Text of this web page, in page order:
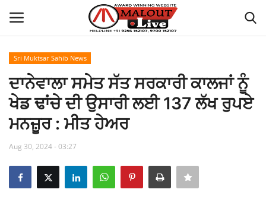
Home
About Us
How to Reach Malout
Sri Muktsar Sahib News
ਦਾਨੇਵਾਲਾ ਸਮੇਤ ਸੱਤ ਸਰਕਾਰੀ ਕਾਲਜਾਂ ਨੂੰ
ਖੇਡ ਢਾਂਚੇ ਦੀ ਉਸਾਰੀ ਲਈ 137 ਲੱਖ ਰੁਪਏ
ਮਨਜ਼ੂਰ : ਮੀਤ ਹੇਅਰ
Aug 30, 2024 - 03:27